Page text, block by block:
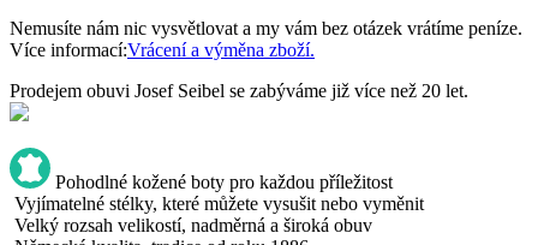
Nemusíte nám nic vysvětlovat a my vám bez otázek vrátíme peníze.
Více informací:Vrácení a výměna zboží.
Prodejem obuvi Josef Seibel se zabýváme již více než 20 let.
Pohodlné kožené boty pro každou příležitost
Vyjímatelné stélky, které můžete vysušit nebo vyměnit
Velký rozsah velikostí, nadměrná a široká obuv